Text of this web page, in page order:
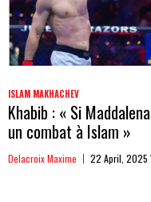
ISLAM MAKHACHEV
Khabib : « Si
un combat à Islam »
Delacroix Maxime 22 April, 2025